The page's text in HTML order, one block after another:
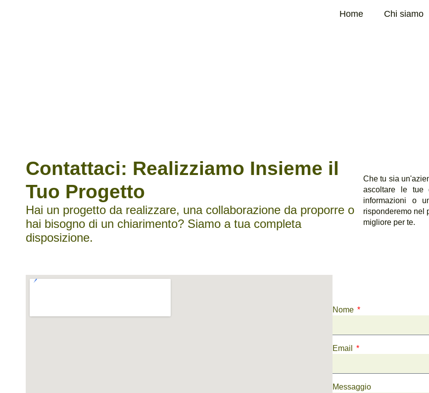
Home Chi siamo
Contattaci: Realizziamo Insieme il
Tuo Progetto
Hai un progetto da realizzare, una collaborazione da proporre o
hai bisogno di un chiarimento? Siamo a tua completa
disposizione.
Che tu sia
ascoltare le tue
informazioni o
risponderemo nel
migliore per te.
Nome
Email
Messaggio